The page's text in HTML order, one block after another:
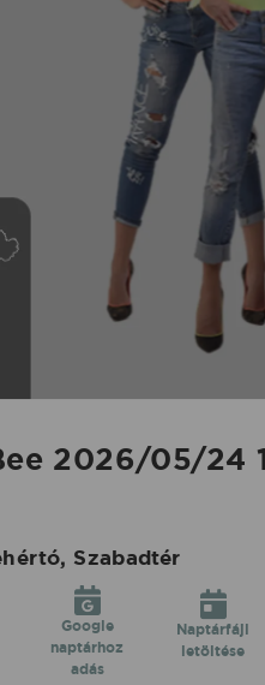
2026/05/24
Szabadtér
Google
naptárhoz
adás
Naptárfájl
letöltése